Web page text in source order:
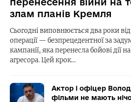
злам планів Кремля
Сьогодні виповнюється два роки
операції — безпрецедентної за
кампанії, яка перенесла бойові дії
агресора. Цей крок…
Актор і офіцер
фільми не мають